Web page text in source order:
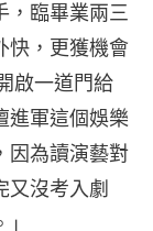
，臨畢業兩三
快，更獲機會
啟一道門給
進軍這個娛樂
因為讀演藝對
又沒考入劇